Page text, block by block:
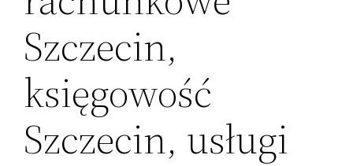
Szczecin,
księgowość
Szczecin, usługi